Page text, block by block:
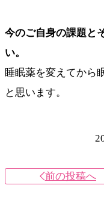
今のご自身の課題と
い。
睡眠薬を変えてから
と思います。
前の投稿へ